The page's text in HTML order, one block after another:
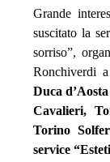
Grande
suscitato la
sorriso”,
Ronchiverdi
Duca d’Aosta
Cavalieri,
Torino
service